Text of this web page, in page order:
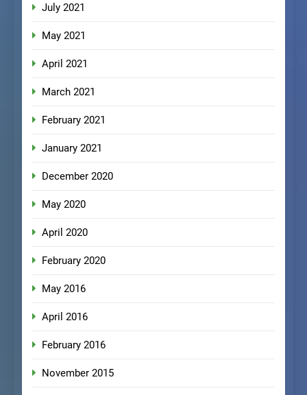
July 2021
May 2021
April 2021
March 2021
February 2021
January 2021
December 2020
May 2020
April 2020
February 2020
May 2016
April 2016
February 2016
November 2015